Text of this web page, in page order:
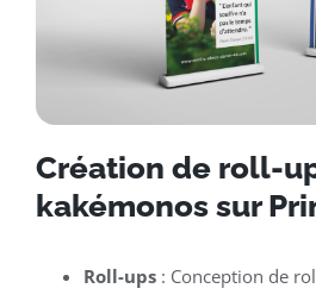
Création de roll-
kakémonos sur
Roll-ups: Conception de